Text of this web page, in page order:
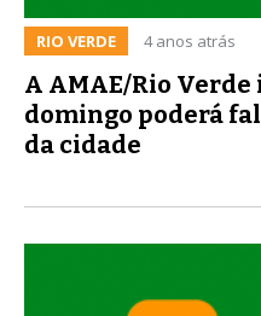
RIO VERDE 4 anos atrás
A AMAE/Rio
domingo poderá
da cidade